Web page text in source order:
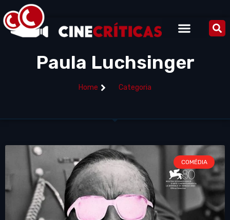
Paula Luchsinger
Home Categoria
COMÉDIA